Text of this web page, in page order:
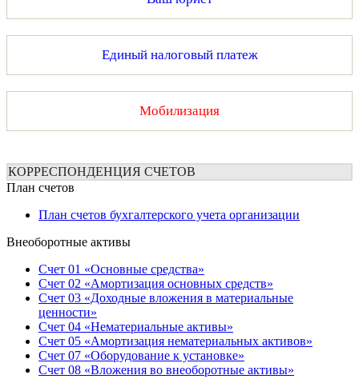
Единый налоговый платеж
Мобилизация
КОРРЕСПОНДЕНЦИЯ СЧЕТОВ
План счетов
План счетов бухгалтерского учета организации
Внеоборотные активы
Счет 01 «Основные средства»
Счет 02 «Амортизация основных средств»
Счет 03 «Доходные вложения в материальные
ценности»
Счет 04 «Нематериальные активы»
Счет 05 «Амортизация нематериальных активов»
Счет 07 «Оборудование к установке»
Счет 08 «Вложения во внеоборотные активы»